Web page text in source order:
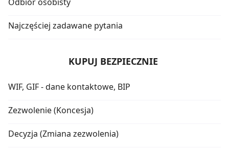
Najczęściej zadawane pytania
KUPUJ BEZPIECZNIE
WIF, GIF - dane kontaktowe, BIP
Zezwolenie (Koncesja)
Decyzja (Zmiana zezwolenia)